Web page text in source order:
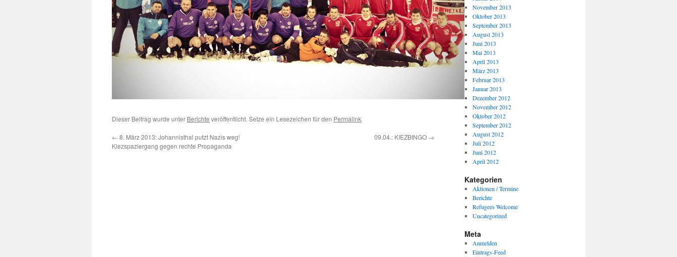
Dieser Beitrag wurde unter Berichte veröffentlicht. Setze ein Lesezeichen für den Permalink.
← 8. März 2013: Johannisthal putzt Nazis weg!
Kiezspaziergang gegen rechte Propaganda
09.04.: KIEZBINGO →
November 2013
Oktober 2013
September 2013
August 2013
Juni 2013
Mai 2013
April 2013
März 2013
Februar 2013
Januar 2013
Dezember 2012
November 2012
Oktober 2012
September 2012
August 2012
Juli 2012
Juni 2012
April 2012
Kategorien
Aktionen / Termine
Berichte
Refugees Welcome
Uncategorized
Meta
Anmelden
Eintrags-Feed